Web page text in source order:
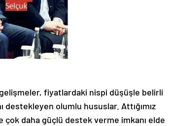
fiyatlardaki nispi düşüşle belirli
olumlu hususlar. Attığımız
çok daha güçlü destek verme imkanı elde